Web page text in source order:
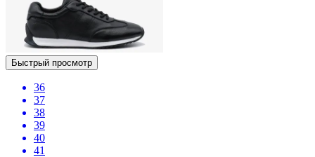
Быстрый просмотр
36
37
38
39
40
41